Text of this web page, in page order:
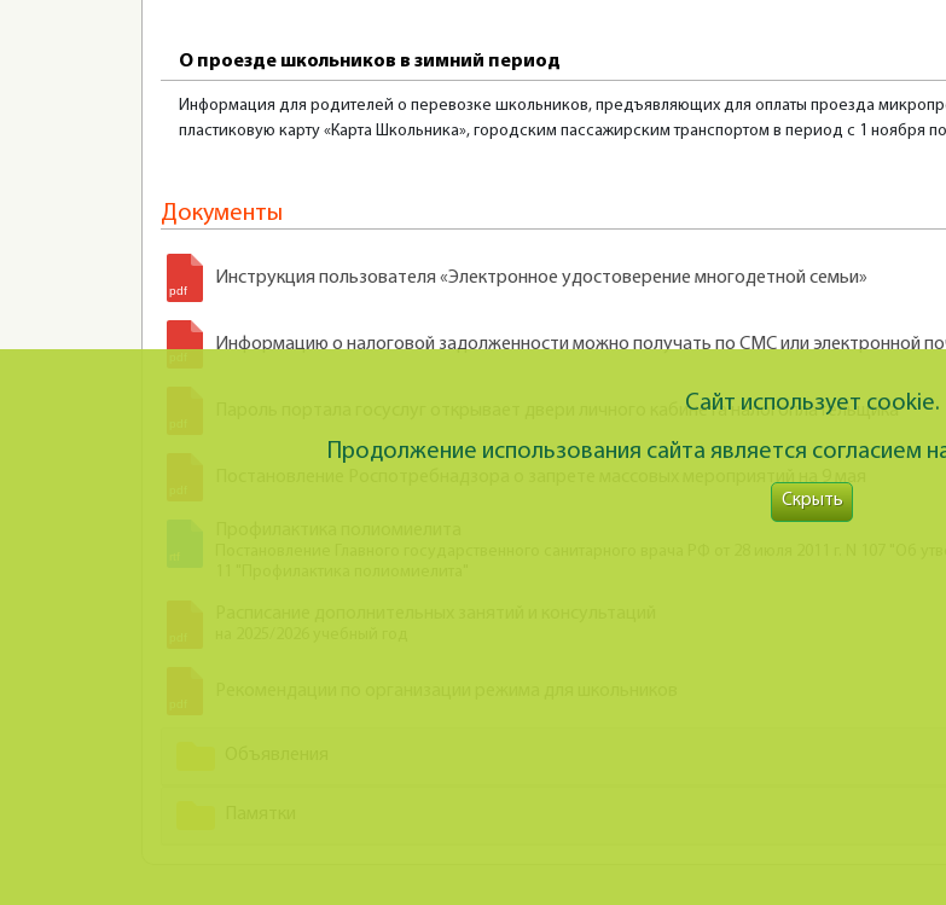
О проезде школьников в зимний период
Информация для родителей о перевозке школьников, предъявляющих для оплаты проезда
пластиковую карту «Карта Школьника», городским пассажирским транспортом в период с 1 ноября
Документы
Инструкция пользователя «Электронное удостоверение многодетной семьи»
Информацию о налоговой задолженности можно получать по СМС или электронной
Пароль портала госуслуг открывает двери личного кабинета налогоплательщика
Сайт использует cookie.
Продолжение использования сайта является согласием
Скрыть